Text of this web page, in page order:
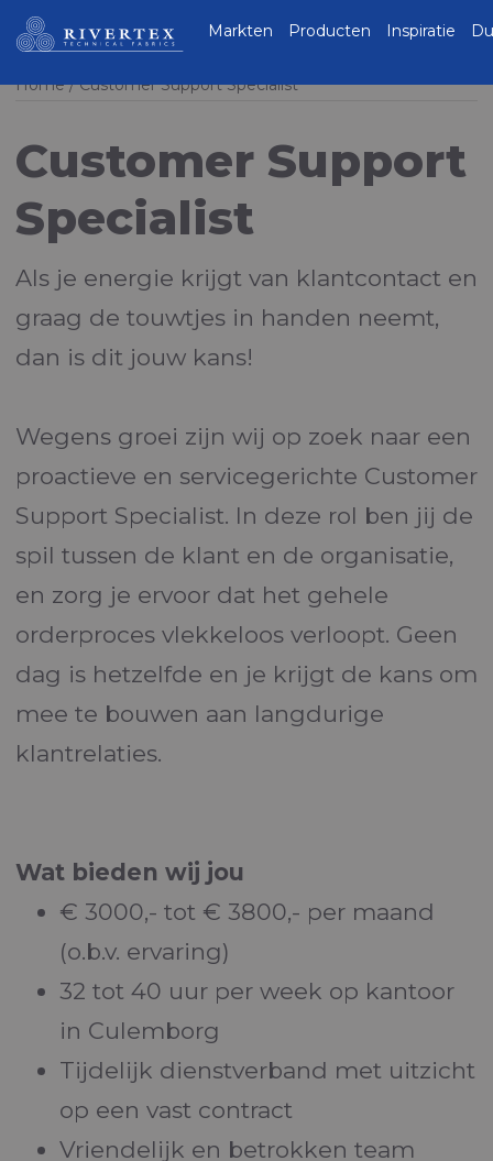
Home Customer Support Specialist
Customer Support
Specialist
Als je energie krijgt van klantcontact en
graag de touwtjes in handen neemt,
dan is dit jouw kans!
Wegens groei zijn wij op zoek naar een
proactieve en servicegerichte Customer
Support Specialist. In deze rol ben jij de
spil tussen de klant en de organisatie,
en zorg je ervoor dat het gehele
orderproces vlekkeloos verloopt. Geen
dag is hetzelfde en je krijgt de kans om
mee te bouwen aan langdurige
klantrelaties.
Wat bieden wij jou
€ 3000,- tot € 3800,- per maand
(o.b.v. ervaring)
32 tot 40 uur per week op kantoor
in Culemborg
Tijdelijk dienstverband met uitzicht
op een vast contract
Vriendelijk en betrokken team
Rivertex Technical
Fabrics Group
Markten Producten Inspiratie